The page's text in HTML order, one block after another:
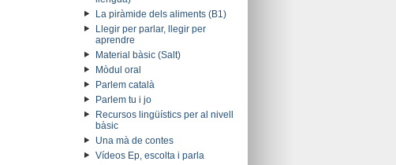
La piràmide dels aliments (B1)
Llegir per parlar, llegir per
aprendre
Material bàsic (Salt)
Mòdul oral
Parlem català
Parlem tu i jo
Recursos lingüístics per al nivell
bàsic
Una mà de contes
Vídeos Ep, escolta i parla